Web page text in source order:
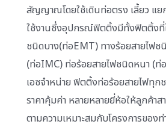
สัญญาณโดยใช้เดินท่อตรง เลี้ยว แ
ใช้งานซึ่งอุปกรณ์ฟิตติ้งมีทั้งฟิตติ้งที่
ชนิดบาง(ท่อEMT) ทางร้อยสายไฟช
(ท่อIMC) ท่อร้อยสายไฟชนิดหนา (ท่
เอซจำหน่าย ฟิตติ้งท่อร้อยสายไฟทุ
ราคาคุ้มค่า หลายหลายยี่ห้อให้ลูกค้าส
ตามความเหมาะสมกับโครงการของท่